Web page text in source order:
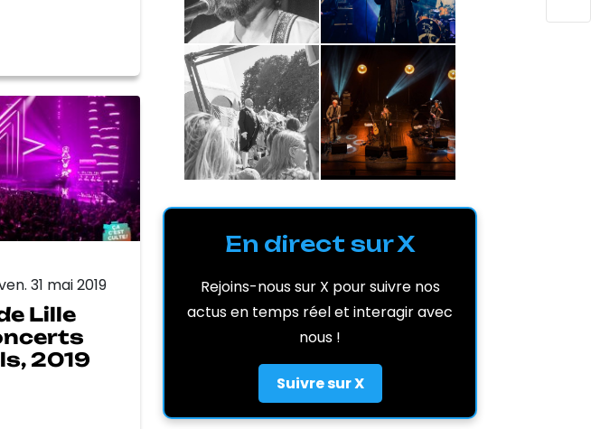
31 mai 2019
Lille
2019
En direct sur X
Rejoins-nous sur X pour suivre nos
actus en temps réel et interagir avec
nous !
Suivre sur X